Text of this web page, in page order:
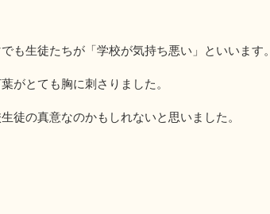
でも生徒たちが「学校が気持ち悪い」といいます。
がとても胸に刺さりました。
徒の真意なのかもしれないと思いました。